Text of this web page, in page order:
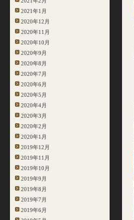
2021年1月
2020年12月
2020年11月
2020年10月
2020年9月
2020年8月
2020年7月
2020年6月
2020年5月
2020年4月
2020年3月
2020年2月
2020年1月
2019年12月
2019年11月
2019年10月
2019年9月
2019年8月
2019年7月
2019年6月